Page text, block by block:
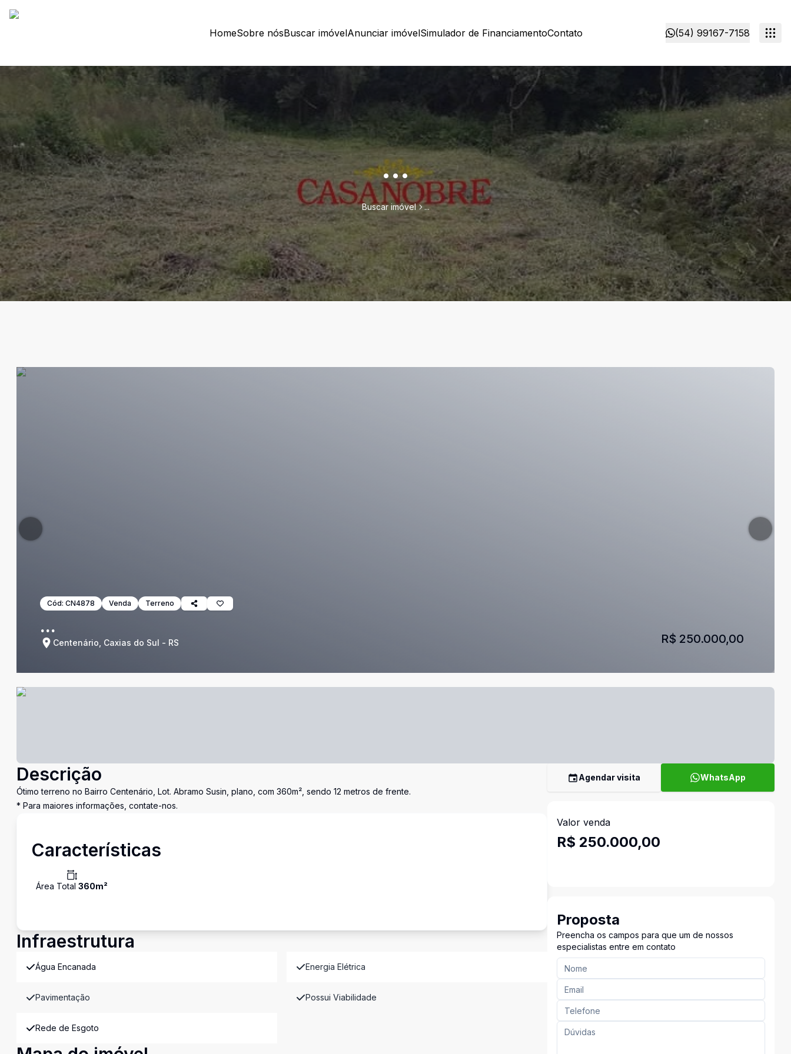
HomeSobre nósBuscar imóvelAnunciar imóvelSimulador de FinanciamentoContato (54) 99167-7158
...
Buscar imóvel ...
Cód: CN4878 Venda Terreno
...
Centenário, Caxias do Sul - RS R$ 250.000,00
Descrição
Ótimo terreno no Bairro Centenário, Lot. Abramo Susin, plano, com 360m², sendo 12 metros de frente.
* Para maiores informações, contate-nos.
Características
Área Total 360m²
Infraestrutura
Água Encanada Energia Elétrica
Pavimentação Possui Viabilidade
Rede de Esgoto
Agendar visita WhatsApp
Valor venda
R$ 250.000,00
Proposta
Preencha os campos para que um de nossos
especialistas entre em contato